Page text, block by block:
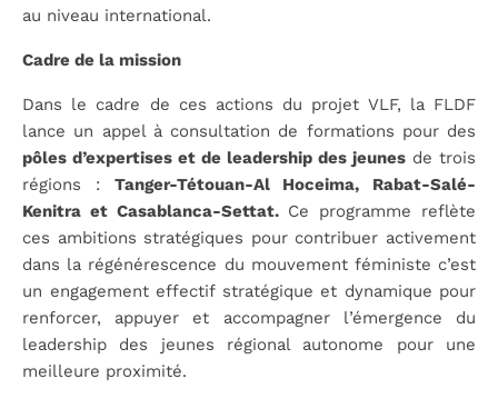
au niveau international.
Cadre de la mission
Dans le cadre de ces actions du projet VLF, la FLDF
lance un appel à consultation de formations pour des
pôles d’expertises et de leadership des jeunes de trois
régions : Tanger-Tétouan-Al Hoceima, Rabat-Salé-
Kenitra et Casablanca-Settat.Ce programme reflète
ces ambitions stratégiques pour contribuer activement
dans la régénérescence du mouvement féministe c’est
un engagement effectif stratégique et dynamique pour
renforcer, appuyer et accompagner l’émergence du
leadership des jeunes régional autonome pour une
meilleure proximité.